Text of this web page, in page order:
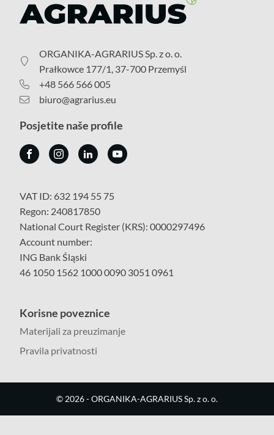
ORGANIKA-AGRARIUS Sp. z o. o.
Prałkowce 177/1, 37-700 Przemyśl
+48 566 566 005
biuro@agrarius.eu
Posjetite naše profile
VAT ID: 632 194 55 75
Regon: 240817850
National Court Register (KRS): 0000297496
Account number:
ING Bank Śląski
46 1050 1562 1000 0090 3051 0961
Korisne poveznice
Materijali za preuzimanje
Pravila privatnosti
© 2026- ORGANIKA-AGRARIUS Sp. z o. o.